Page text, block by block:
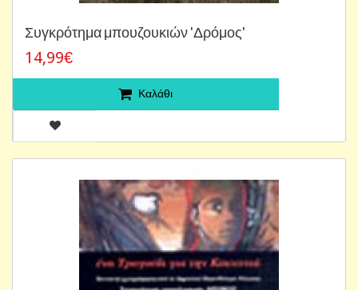
Συγκρότημα μπουζουκιών 'Δρόμος'
14,99€
Καλάθι